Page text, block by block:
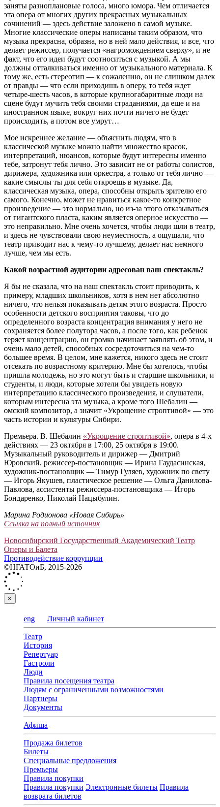
заняты разноплановые голоса, много юмора. Чем отличается
эта опера от многих других прекрасных музыкальных
сочинений — здесь действие заложено в самой музыке.
Многие классические оперы написаны таким образом, что
музыка прекрасна, образна, но в ней мало действия, и все, что
делает режиссер, получается «нагромождением сверху», и не
факт, что его идеи будут соотноситься с музыкой. А мы
должны отталкиваться именно от музыкального материала. К
тому же, есть стереотип — к сожалению, он не слишком далек
от правды — что если приходишь в оперу, то тебя ждет
четыре-шесть часов, в которые крупногабаритные люди на
сцене будут мучить тебя своими страданиями, да еще и на
иностранном языке, вокруг них почти ничего не будет
происходить, а потом все умрут…
Мое искреннее желание — объяснить людям, что в
классической музыке можно найти множество красок,
интерпретаций, нюансов, которые будут интересны именно
тебе, затронут тебя лично. Это зависит не от работы солистов,
дирижера, художника или оркестра, а только от тебя лично —
какие смыслы ты для себя откроешь в музыке. Да,
классическая музыка, опера, способны открыть зрителю его
самого. Конечно, может не нравиться какое-то конкретное
произведение — это нормально, но из-за этого отказываться
от гигантского пласта, каким является оперное искусство —
это неправильно. Мне очень хочется, чтобы люди шли в театр,
и здесь не чувствовали свою неуместность, а ощущали, что
театр приводит нас к чему-то лучшему, делает нас немного
лучше, чем мы есть.
Какой возрастной аудитории адресован ваш спектакль?
Я бы не сказала, что на наш спектакль стоит приводить, к
примеру, младших школьников, хотя в нем нет абсолютно
ничего, что нельзя показывать детям этого возраста. Просто
особенности детского восприятия таковы, что до
определенного возраста концентрация внимания у него не
сохраняется более полутора часов, а после того, как ребенок
теряет концентрацию, он громко начинает заявлять об этом, и
очень мало детей, способных сосредоточиться на чем-то
большее время. В целом, мне кажется, никого здесь не стоит
отсекать по возрастному критерию. Мне бы хотелось, чтобы
пришла молодежь, но это могут быть и старшие школьники, и
студенты, и люди, которые хотели бы увидеть новую
интерпретацию классического произведения, и слушатели,
которым интересна эта музыка, а кроме того Шебалин —
омский композитор, а значит «Укрощение строптивой» — это
часть истории и культуры Сибири.
Премьера. В. Шебалин «Укрощение строптивой», опера в 4-х
действиях — 23 октября в 17:00, 25 октября в 19:00.
Музыкальный руководитель и дирижер — Дмитрий
Юровский, режиссер-постановщик — Ирина Гаудасинская,
художник-постановщик — Тимур Гуляев, художник по свету
— Игорь Якушев, пластическое решение — Ольга Данилова-
Павлова, ассистенты режиссера-постановщика — Игорь
Бондаренко, Николай Нацыбулин.
Марина Родионова «Новая Сибирь»
Ссылка на полный источник
Новосибирский Государственный Академический Театр
Оперы и Балета
Противодействие коррупции
©НГАТОиБ, 2015-2026
×
eng Личный кабинет
Театр
История
Репертуар
Гастроли
Люди
Правила посещения театра
Людям с ограниченными возможностями
Партнеры
Документы
Афиша
Продажа билетов
Билеты
Специальные предложения
Премьеры
Правила покупки
Правила покупки Электронные билеты Правила
возврата билетов